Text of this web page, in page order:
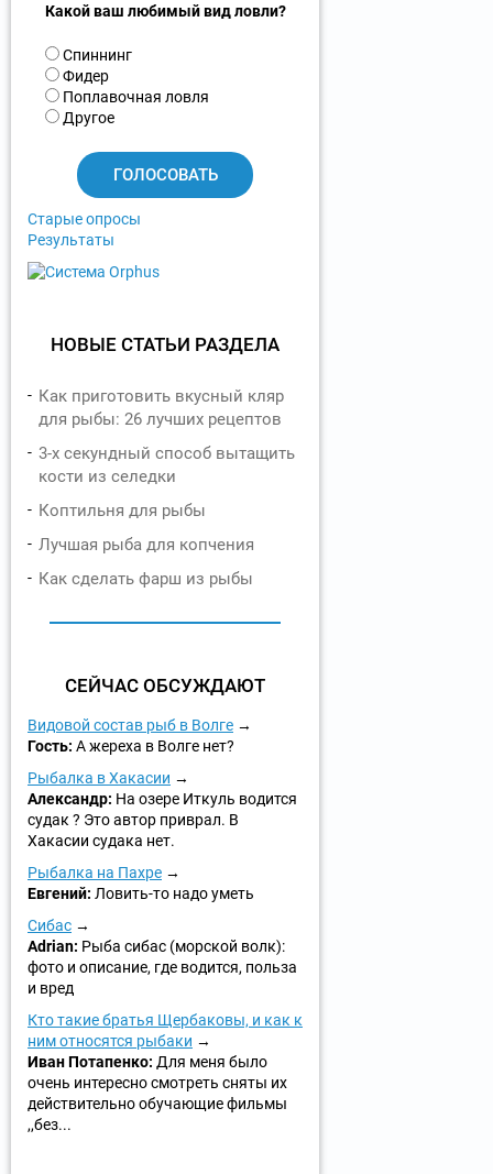
Какой ваш любимый вид ловли?
В
а
р
и
Спиннинг
Фидер
Поплавочная ловля
Другое
Старые опросы
Результаты
НОВЫЕ СТАТЬИ РАЗДЕЛА
Как приготовить вкусный кляр
для рыбы: 26 лучших рецептов
3-х секундный способ вытащить
кости из селедки
Коптильня для рыбы
Лучшая рыба для копчения
Как сделать фарш из рыбы
СЕЙЧАС ОБСУЖДАЮТ
Видовой состав рыб в Волге
Гость: А жереха в Волге нет?
Рыбалка в Хакасии
Александр: На озере Иткуль водится
судак ? Это автор приврал. В
Хакасии судака нет.
Рыбалка на Пахре
Евгений: Ловить-то надо уметь
Сибас
Adrian: Рыба сибас (морской волк):
фото и описание, где водится, польза
и вред
Кто такие братья Щербаковы, и как к
ним относятся рыбаки
Иван Потапенко: Для меня было
очень интересно смотреть сняты их
действительно обучающие фильмы
,,без...